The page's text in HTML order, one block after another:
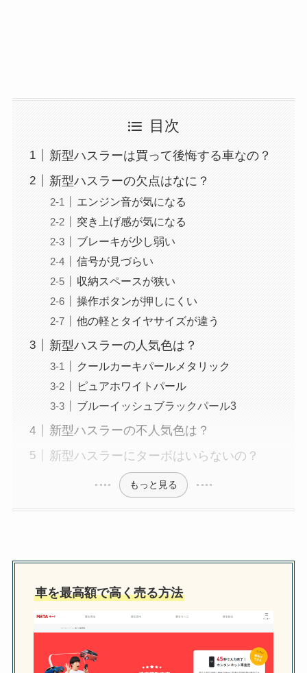
目次
新型ハスラーは買って後悔する車なの？
新型ハスラーの欠点はなに？
エンジン音が気になる
突き上げ感が気になる
ブレーキが少し弱い
信号が見づらい
収納スペースが狭い
操作ボタンが押しにくい
他の軽とタイヤサイズが違う
新型ハスラーの人気色は？
クールカーキパールメタリック
ピュアホワイトパール
ブルーイッシュブラックパール3
新型ハスラーの不人気色は？
新型ハスラーにターボはいらないの？
もっと見る
車を最高額で高く売る方法